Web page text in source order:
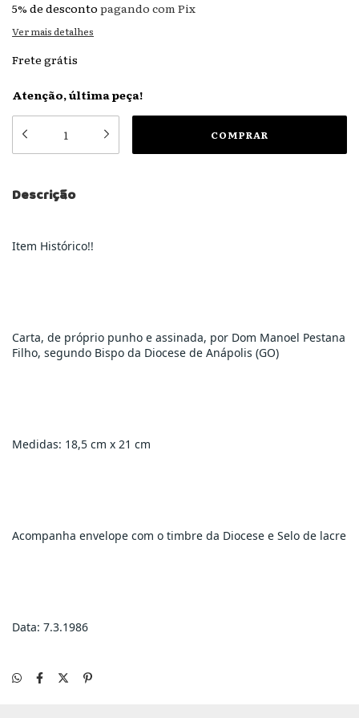
5% de desconto pagando com Pix
Ver mais detalhes
Frete grátis
Atenção, última peça!
Descrição
Item Histórico!!
Carta, de próprio punho e assinada, por Dom Manoel Pestana
Filho, segundo Bispo da Diocese de Anápolis (GO)
Medidas: 18,5 cm x 21 cm
Acompanha envelope com o timbre da Diocese e Selo de lacre
Data: 7.3.1986